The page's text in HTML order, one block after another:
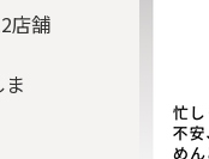
店舗